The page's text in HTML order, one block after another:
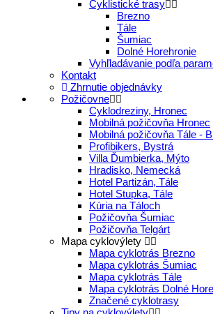
Cyklistické trasy
Brezno
Tále
Šumiac
Dolné Horehronie
Vyhľladávanie podľa
Kontakt
Zhrnutie objednávky
Požičovne
Cyklodreziny, Hronec
Mobilná požičovňa Hronec
Mobilná požičovňa Tále -
Profibikers, Bystrá
Villa Ďumbierka, Mýto
Hradisko, Nemecká
Hotel Partizán, Tále
Hotel Stupka, Tále
Kúria na Táloch
Požičovňa Šumiac
Požičovňa Telgárt
Mapa cyklovýlety
Mapa cyklotrás Brezno
Mapa cyklotrás Šumiac
Mapa cyklotrás Tále
Mapa cyklotrás Dolné
Značené cyklotrasy